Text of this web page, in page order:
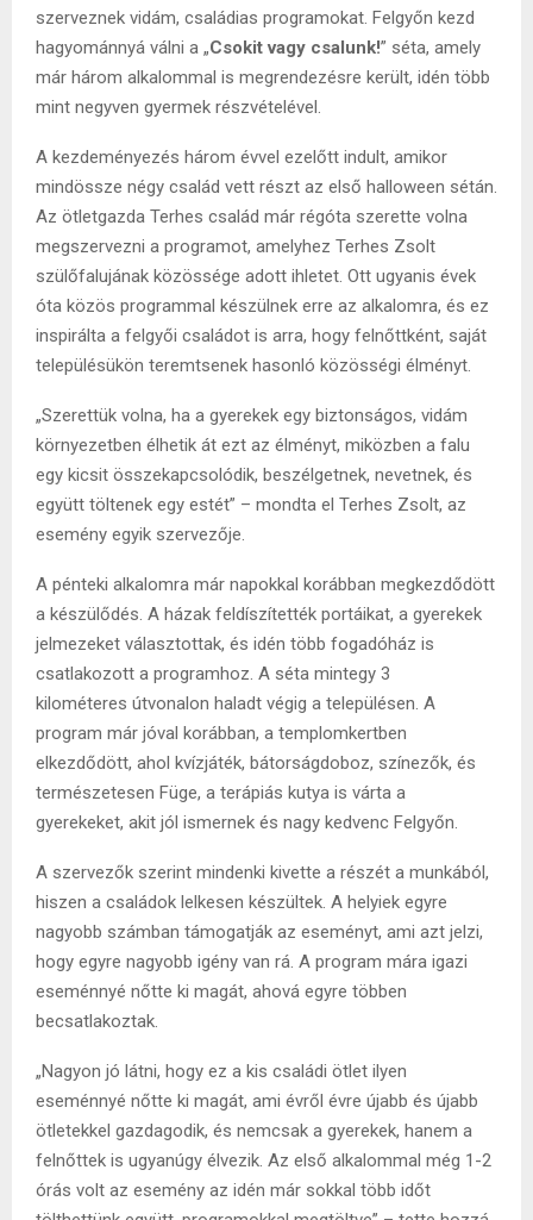
szerveznek vidám, családias programokat. Felgyőn kezd
hagyománnyá válni a „Csokit vagy csalunk!” séta, amely
már három alkalommal is megrendezésre került, idén több
mint negyven gyermek részvételével.
A kezdeményezés három évvel ezelőtt indult, amikor
mindössze négy család vett részt az első halloween sétán.
Az ötletgazda Terhes család már régóta szerette volna
megszervezni a programot, amelyhez Terhes Zsolt
szülőfalujának közössége adott ihletet. Ott ugyanis évek
óta közös programmal készülnek erre az alkalomra, és ez
inspirálta a felgyői családot is arra, hogy felnőttként, saját
településükön teremtsenek hasonló közösségi élményt.
„Szerettük volna, ha a gyerekek egy biztonságos, vidám
környezetben élhetik át ezt az élményt, miközben a falu
egy kicsit összekapcsolódik, beszélgetnek, nevetnek, és
együtt töltenek egy estét” – mondta el Terhes Zsolt, az
esemény egyik szervezője.
A pénteki alkalomra már napokkal korábban megkezdődött
a készülődés. A házak feldíszítették portáikat, a gyerekek
jelmezeket választottak, és idén több fogadóház is
csatlakozott a programhoz. A séta mintegy 3
kilométeres útvonalon haladt végig a településen. A
program már jóval korábban, a templomkertben
elkezdődött, ahol kvízjáték, bátorságdoboz, színezők, és
természetesen Füge, a terápiás kutya is várta a
gyerekeket, akit jól ismernek és nagy kedvenc Felgyőn.
A szervezők szerint mindenki kivette a részét a munkából,
hiszen a családok lelkesen készültek. A helyiek egyre
nagyobb számban támogatják az eseményt, ami azt jelzi,
hogy egyre nagyobb igény van rá. A program mára igazi
eseménnyé nőtte ki magát, ahová egyre többen
becsatlakoztak.
„Nagyon jó látni, hogy ez a kis családi ötlet ilyen
eseménnyé nőtte ki magát, ami évről évre újabb és újabb
ötletekkel gazdagodik, és nemcsak a gyerekek, hanem a
felnőttek is ugyanúgy élvezik. Az első alkalommal még 1-2
órás volt az esemény az idén már sokkal több időt